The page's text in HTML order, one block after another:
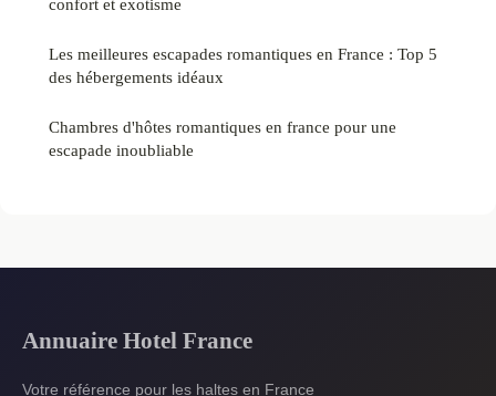
confort et exotisme
Les meilleures escapades romantiques en France : Top 5
des hébergements idéaux
Chambres d'hôtes romantiques en france pour une
escapade inoubliable
Annuaire Hotel France
Votre référence pour les haltes en France